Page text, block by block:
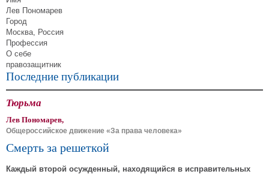
Лев Пономарев
Город
Москва, Россия
Профессия
О себе
правозащитник
Последние публикации
Тюрьма
Лев Пономарев,
Общероссийское движение «За права человека»
Смерть за решеткой
Каждый второй осужденный, находящийся в исправительных